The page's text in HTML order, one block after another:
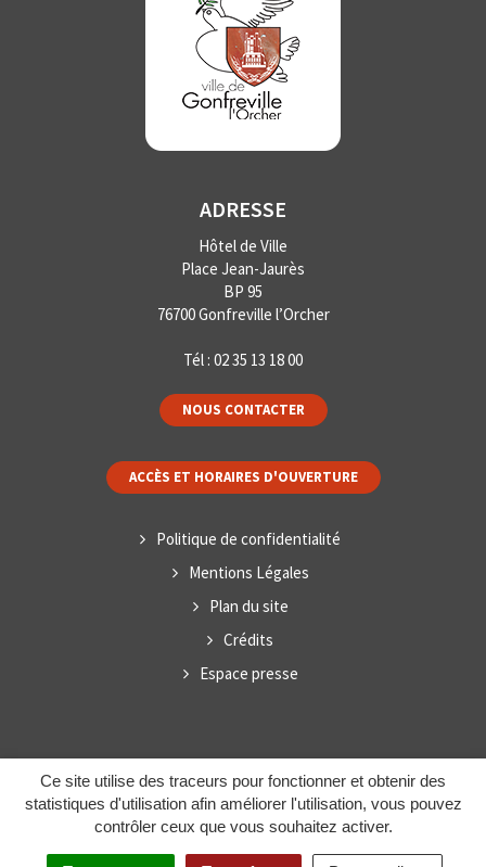
Ce site utilise des traceurs pour fonctionner et obtenir des
statistiques d'utilisation afin améliorer l'utilisation, vous pouvez
contrôler ceux que vous souhaitez activer.
ADRESSE
Hôtel de Ville
Place Jean-Jaurès
BP 95
76700 Gonfreville l’Orcher
Tél : 02 35 13 18 00
NOUS CONTACTER
ACCÈS ET HORAIRES D'OUVERTURE
Politique de confidentialité
Mentions Légales
Plan du site
Crédits
Espace presse